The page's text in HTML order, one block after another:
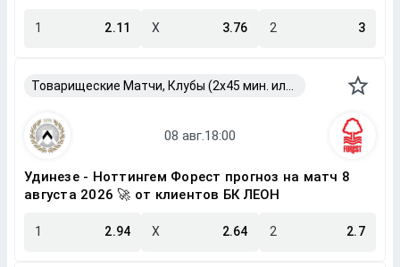
1 2.11 X 3.76 2 3
Удинезе - Ноттингем Форест прогноз на матч 8
августа 2026 🚀 от клиентов БК ЛЕОН
1 2.94 X 2.64 2 2.7